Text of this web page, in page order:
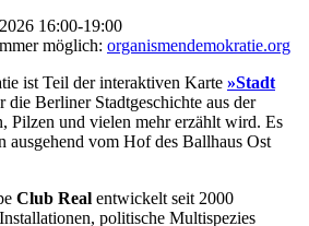
16:00-19:00
möglich: organismendemokratie.org
ist Teil der interaktiven Karte »Stadt
die Berliner Stadtgeschichte aus der
Pilzen und vielen mehr erzählt wird. Es
ausgehend vom Hof des Ballhaus Ost
Club Real entwickelt seit 2000
politische Multispezies